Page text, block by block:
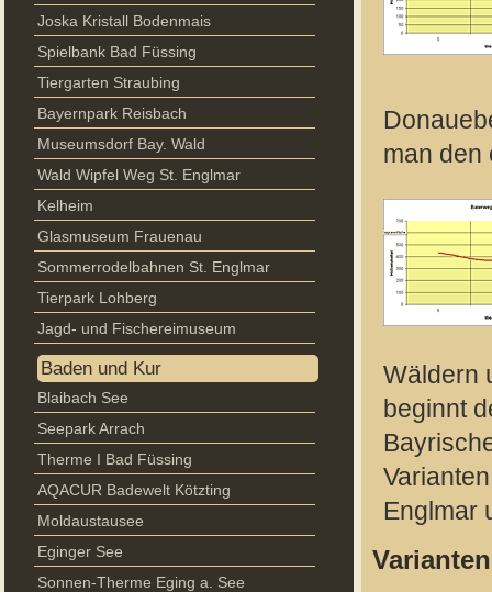
Joska Kristall Bodenmais
Spielbank Bad Füssing
Tiergarten Straubing
Bayernpark Reisbach
Museumsdorf Bay. Wald
Wald Wipfel Weg St. Englmar
Kelheim
Glasmuseum Frauenau
Sommerrodelbahnen St. Englmar
Tierpark Lohberg
Jagd- und Fischereimuseum
Baden und Kur
Blaibach See
Seepark Arrach
Therme I Bad Füssing
AQACUR Badewelt Kötzting
Moldaustausee
Eginger See
Sonnen-Therme Eging a. See
man den
Wäldern
beginnt
Englmar